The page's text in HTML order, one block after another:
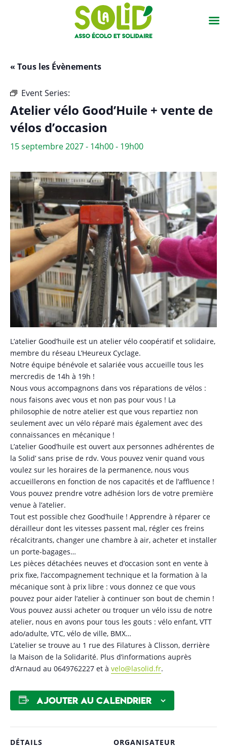
« Tous les Évènements
Event Series:
Atelier vélo Good’Huile + vente de
vélos d’occasion
15 septembre 2027 - 14h00- 19h00
L’atelier Good’huile est un atelier vélo coopératif et solidaire,
membre du réseau L’Heureux Cyclage.
Notre équipe bénévole et salariée vous accueille tous les
mercredis de 14h à 19h !
Nous vous accompagnons dans vos réparations de vélos :
nous faisons avec vous et non pas pour vous ! La
philosophie de notre atelier est que vous repartiez non
seulement avec un vélo réparé mais également avec des
connaissances en mécanique !
L’atelier Good’huile est ouvert aux personnes adhérentes de
la Solid’ sans prise de rdv. Vous pouvez venir quand vous
voulez sur les horaires de la permanence, nous vous
accueillerons en fonction de nos capacités et de l’affluence !
Vous pouvez prendre votre adhésion lors de votre première
venue à l’atelier.
Tout est possible chez Good’huile ! Apprendre à réparer ce
dérailleur dont les vitesses passent mal, régler ces freins
récalcitrants, changer une chambre à air, acheter et installer
un porte-bagages…
Les pièces détachées neuves et d’occasion sont en vente à
prix fixe, l’accompagnement technique et la formation à la
mécanique sont à prix libre : vous donnez ce que vous
pouvez pour aider l’atelier à continuer son bout de chemin !
Vous pouvez aussi acheter ou troquer un vélo issu de notre
atelier, nous en avons pour tous les gouts : vélo enfant, VTT
ado/adulte, VTC, vélo de ville, BMX…
L’atelier se trouve au 1 rue des Filatures à Clisson, derrière
la Maison de la Solidarité. Plus d’informations auprès
d’Arnaud au 0649762227 et à velo@lasolid.fr.
Ajouter au calendrier
DÉTAILS
ORGANISATEUR